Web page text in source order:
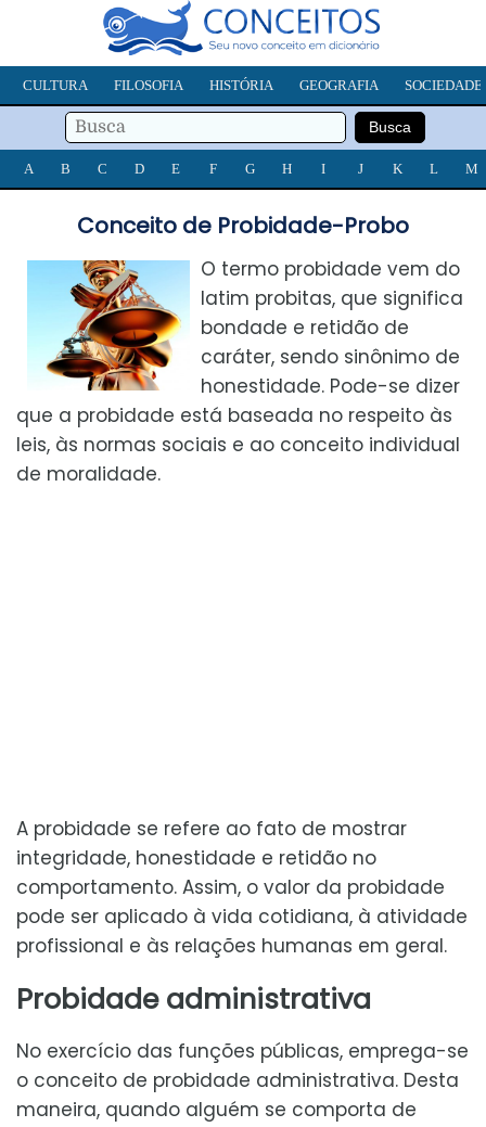
CULTURA FILOSOFIA HISTÓRIA GEOGRAFIA SOCIEDADE
A B C D E F G H I J K L M
Conceito de Probidade-Probo
O termo probidade vem do
latim probitas, que significa
bondade e retidão de
caráter, sendo sinônimo de
honestidade. Pode-se dizer
que a probidade está baseada no respeito às
leis, às normas sociais e ao conceito individual
de moralidade.
A probidade se refere ao fato de mostrar
integridade, honestidade e retidão no
comportamento. Assim, o valor da probidade
pode ser aplicado à vida cotidiana, à atividade
profissional e às relações humanas em geral.
Probidade administrativa
No exercício das funções públicas, emprega-se
o conceito de probidade administrativa. Desta
maneira, quando alguém se comporta de